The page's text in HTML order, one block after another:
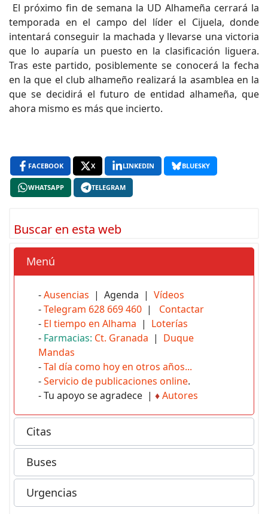
El próximo fin de semana la UD Alhameña cerrará la
temporada en el campo del líder el Cijuela, donde
intentará conseguir la machada y llevarse una victoria
que lo auparía un puesto en la clasificación liguera.
Tras este partido, posiblemente se conocerá la fecha
en la que el club alhameño realizará la asamblea en la
que se decidirá el futuro de entidad alhameña, que
ahora mismo es más que incierto.
FACEBOOK X LINKEDIN BLUESKY
WHATSAPP TELEGRAM
Buscar en esta web
Menú
-Ausencias | Agenda | Vídeos
-Telegram 628 669 460 | Contactar
- El tiempo en Alhama | Loterías
- Farmacias: Ct. Granada | Duque
Mandas
-Tal día como hoy en otros años...
-Servicio de publicaciones online.
- Tu apoyo se agradece | ♦Autores
Citas
Buses
Urgencias